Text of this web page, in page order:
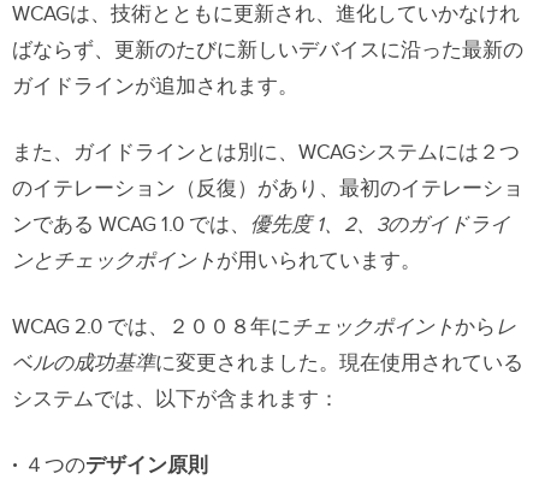
フォーム
カラーコントラスト
モバイルおよびタッチ
のリソース
WCAGは、技術とともに更新され、進化していかなけれ
ばならず、更新のたびに新しいデバイスに沿った最新の
ガイドラインが追加されます。
また、ガイドラインとは別に、WCAGシステムには２つ
のイテレーション（反復）があり、最初のイテレーショ
ンである WCAG 1.0 では、 優先度 1、2、3のガイドライ
ンとチェックポイント が用いられています。
WCAG 2.0 では、２００８年にチェックポイントから レ
ベルの成功基準に変更されました。現在使用されている
システムでは、以下が含まれます：
４つのデザイン原則